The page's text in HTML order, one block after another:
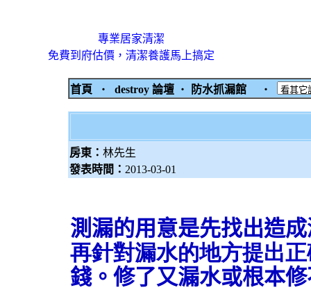
專業居家清潔
免費到府估價，清潔養護馬上搞定
首頁 ‧ destroy 論壇 ‧ 防水抓漏館 ‧
房東： 林先生
發表時間： 2013-03-01
測漏的用意是先找出造
再針對漏水的地方提出
錢。修了又漏水或根本